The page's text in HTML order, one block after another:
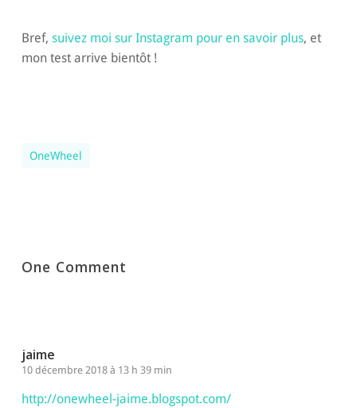
Bref, suivez moi sur Instagram pour en savoir plus, et
mon test arrive bientôt !
OneWheel
One Comment
jaime
10 décembre 2018 à 13 h 39 min
http://onewheel-jaime.blogspot.com/